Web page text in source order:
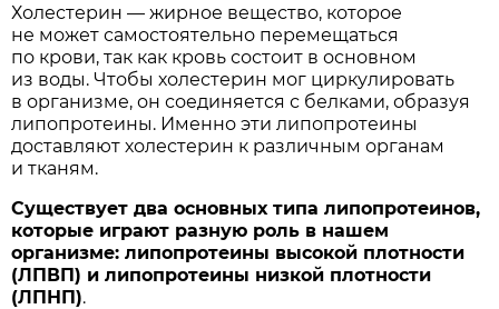
Холестерин — жирное вещество, которое
не может самостоятельно перемещаться
по крови, так как кровь состоит в основном
из воды. Чтобы холестерин мог циркулировать
в организме, он соединяется с белками, образуя
липопротеины. Именно эти липопротеины
доставляют холестерин к различным органам
и тканям.
Существует два основных типа липопротеинов,
которые играют разную роль в нашем
организме: липопротеины высокой плотности
(ЛПВП) и липопротеины низкой плотности
(ЛПНП).